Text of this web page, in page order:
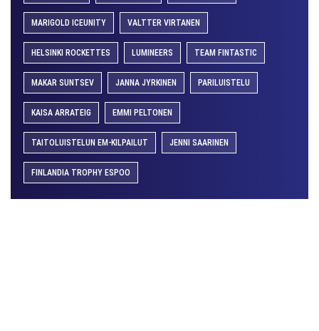
MARIGOLD ICEUNITY VALTTER VIRTANEN
HELSINKI ROCKETTES LUMINEERS TEAM FINTASTIC
MAKAR SUNTSEV JANNA JYRKINEN PARILUISTELU
KAISA ARRATEIG EMMI PELTONEN
TAITOLUISTELUN EM-KILPAILUT JENNI SAARINEN
FINLANDIA TROPHY ESPOO